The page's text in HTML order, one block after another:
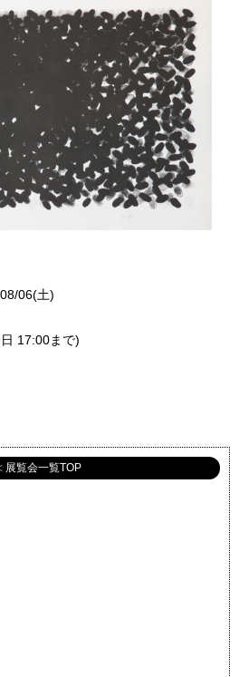
06(土)
17:00まで)
展覧会一覧TOP